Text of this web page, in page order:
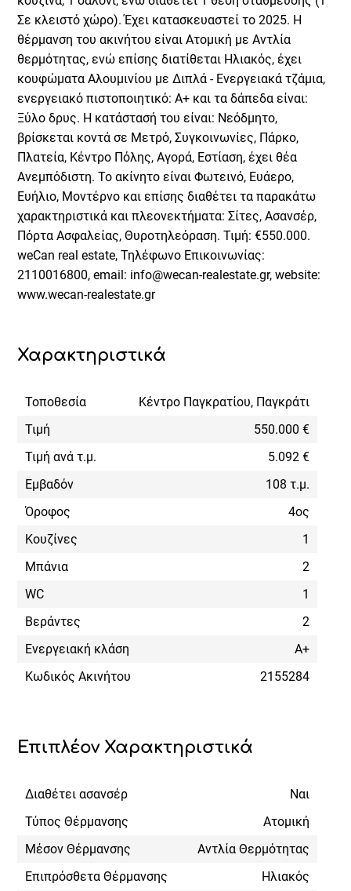
Σε κλειστό χώρο). Έχει κατασκευαστεί το 2025. Η
θέρμανση του ακινήτου είναι Ατομική με Αντλία
θερμότητας, ενώ επίσης διατίθεται Ηλιακός, έχει
κουφώματα Αλουμινίου με Διπλά - Ενεργειακά τζάμια,
ενεργειακό πιστοποιητικό: Α+ και τα δάπεδα είναι:
Ξύλο δρυς. Η κατάστασή του είναι: Νεόδμητο,
βρίσκεται κοντά σε Μετρό, Συγκοινωνίες, Πάρκο,
Πλατεία, Κέντρο Πόλης, Αγορά, Εστίαση, έχει θέα
Ανεμπόδιστη. Το ακίνητο είναι Φωτεινό, Ευάερο,
Ευήλιο, Μοντέρνο και επίσης διαθέτει τα παρακάτω
χαρακτηριστικά και πλεονεκτήματα: Σίτες, Ασανσέρ,
Πόρτα Ασφαλείας, Θυροτηλεόραση. Τιμή: €550.000.
weCan real estate, Τηλέφωνο Επικοινωνίας:
2110016800, email: info@wecan-realestate.gr, website:
www.wecan-realestate.gr
Χαρακτηριστικά
Τοποθεσία
Κέντρο Παγκρατίου, Παγκράτι
Τιμή
550.000 €
Τιμή ανά τ.μ.
5.092 €
Εμβαδόν
108 τ.μ.
Όροφος
4ος
Κουζίνες
1
Μπάνια
2
WC
1
Βεράντες
2
Ενεργειακή κλάση
Α+
Κωδικός Ακινήτου
2155284
Επιπλέον Χαρακτηριστικά
Διαθέτει ασανσέρ
Ναι
Τύπος Θέρμανσης
Ατομική
Μέσον Θέρμανσης
Αντλία Θερμότητας
Επιπρόσθετα Θέρμανσης
Ηλιακός